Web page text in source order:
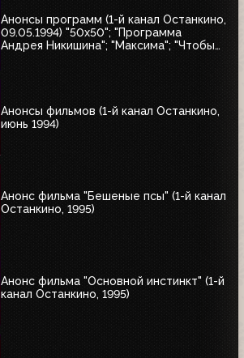
Анонсы программ (1-й канал Останкино,
09.05.1994) "50x50"; "Программа
Андрея Никишина"; "Максима"; "Чтобы
Анонсы фильмов (1-й канал Останкино,
июнь 1994)
Анонс фильма "Бешеные псы" (1-й канал
Останкино, 1995)
Анонс фильма "Основной инстинкт" (1-й
канал Останкино, 1995)